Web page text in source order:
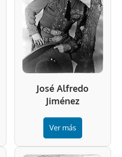
José Alfredo
Jiménez
Ver más